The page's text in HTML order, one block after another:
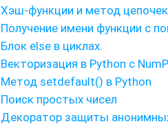
Хэш-функции и метод цепочек
Получение имени функции с
Блок else в циклах.
Векторизация в Python с
Метод setdefault() в Python
Поиск простых чисел
Декоратор защиты